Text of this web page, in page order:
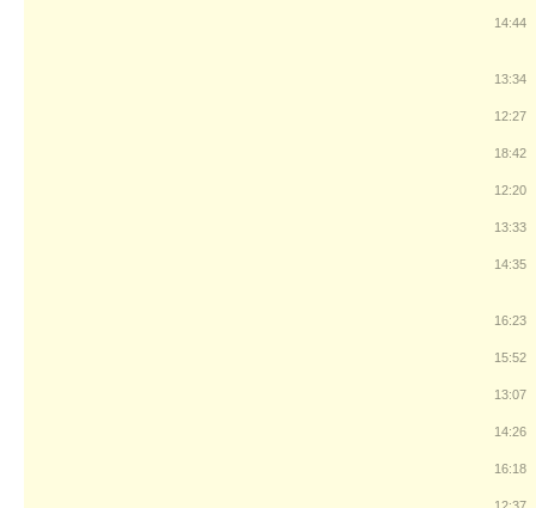
14:44
13:34
12:27
18:42
12:20
13:33
14:35
16:23
15:52
13:07
14:26
16:18